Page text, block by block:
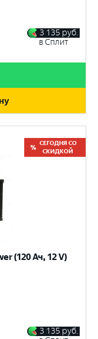
3 135 руб.
в Сплит
СЕГОДНЯ СО
СКИДКОЙ
(120 Ач, 12 V)
3 135 руб.